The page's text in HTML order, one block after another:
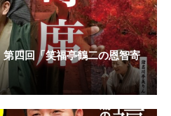
四回「笑福亭鶴二の恩智寄